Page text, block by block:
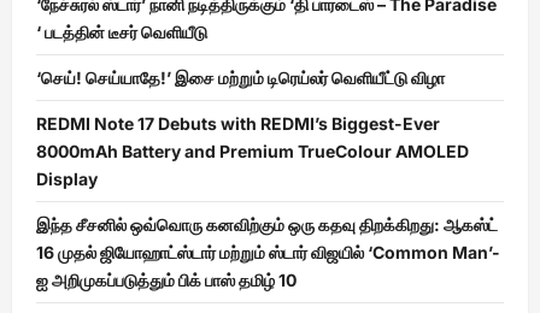
‘நேச்சுரல் ஸ்டார்’ நானி நடித்திருக்கும் ‘தி பாரடைஸ் – The Paradise
‘ படத்தின் டீசர் வெளியீடு
‘செய்! செய்யாதே!’ இசை மற்றும் டிரெய்லர் வெளியீட்டு விழா
REDMI Note 17 Debuts with REDMI’s Biggest-Ever
8000mAh Battery and Premium TrueColour AMOLED
Display
இந்த சீசனில் ஒவ்வொரு கனவிற்கும் ஒரு கதவு திறக்கிறது: ஆகஸ்ட்
16 முதல் ஜியோஹாட்ஸ்டார் மற்றும் ஸ்டார் விஜயில் ‘Common Man’-
ஐ அறிமுகப்படுத்தும் பிக் பாஸ் தமிழ் 10